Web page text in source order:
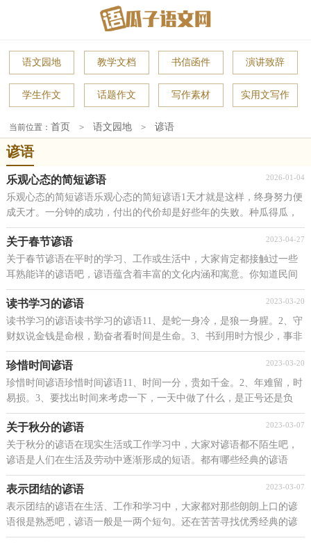
语文园地 教学文档 书信函件 演讲致辞
学生作文 话题作文 写作素材 实用文写作
当前位置：首页 > 语文园地 > 谚语
谚语
乐观心态的简短谚语 2026-01-04
乐观心态的简短谚语乐观心态的简短谚语1天才就是这样，终身努力便
成天才。一分钟的成功，付出的代价却是好些年的失败。种瓜得瓜，
种豆得豆。大胆是取得进步所付出的代价。春种一...
关于春节谚语 2023-04-27
关于春节谚语在平时的学习、工作或生活中，大家肯定都接触过一些
耳熟能详的谚语吧，谚语蕴含着丰富的文化内涵和寓意。你知道民间
谚语都有哪些吗？以下是小编整理的关于春节谚语，欢...
读书学习的谚语 2023-03-20
读书学习的谚语读书学习的谚语11、是蛇一身冷，是狼一身腥。2、守
财奴说金钱是命根，勤奋者看时间是生命。3、书到用时方恨少，事非
经过不知难。4、书读百遍，其义自见。5、书籍备而...
珍惜时间谚语 2023-03-20
珍惜时间谚语珍惜时间谚语11、时间一分，贵如千金。2、年难留，时
易损。3、要找出时间来考虑一下，一天中做了什么，是正号还是负
号。4、时间是一笔贷款，即使再守信用的借贷者也还不...
关于秋分的谚语 2023-03-07
关于秋分的谚语在现实生活或工作学习中，大家对谚语都不陌生吧，
谚语是人们在生活及劳动中逐渐形成的短语。都有哪些经典的谚语
呢？以下是小编为大家收集的关于秋分的`谚语，欢迎大...
表示团结的谚语 2023-03-07
表示团结的谚语在生活、工作和学习中，大家都对那些朗朗上口的谚
语很是熟悉吧，谚语一般是一两个短句。还在苦苦寻找优秀经典的谚
语吗？下面是小编整理的表示团结的谚语，仅供参考，大...